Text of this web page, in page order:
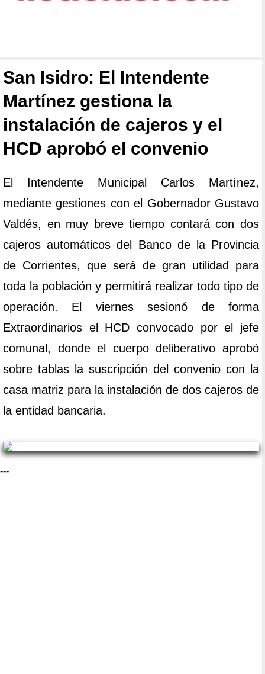
San Isidro: El Intendente
Martínez gestiona la
instalación de cajeros y el
HCD aprobó el convenio
El Intendente Municipal Carlos Martínez,
mediante gestiones con el Gobernador Gustavo
Valdés, en muy breve tiempo contará con dos
cajeros automáticos del Banco de la Provincia
de Corrientes, que será de gran utilidad para
toda la población y permitirá realizar todo tipo de
operación. El viernes sesionó de forma
Extraordinarios el HCD convocado por el jefe
comunal, donde el cuerpo deliberativo aprobó
sobre tablas la suscripción del convenio con la
casa matriz para la instalación de dos cajeros de
la entidad bancaria.
---